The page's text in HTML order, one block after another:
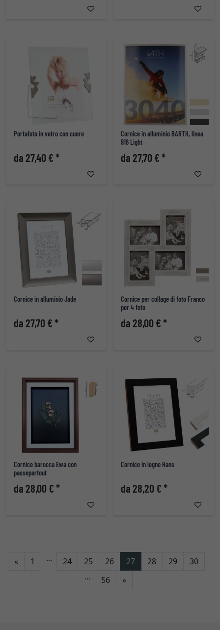
Portafoto in vetro con cuore
da 27,40 € *
Cornice in alluminio BARTH, linea
916 Light
da 27,70 € *
Cornice in alluminio Jade
da 27,70 € *
Cornice per collage di foto Franco
per 4 foto
da 28,00 € *
Cornice barocca Ewa con
passepartout
da 28,00 € *
Cornice in legno Hans
da 28,20 € *
«Indietro
1 ... 24 25 26 27 28 29
30
...
56 »Avanti